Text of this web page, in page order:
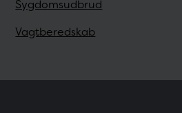
Sygdomsudbrud
Vagtberedskab